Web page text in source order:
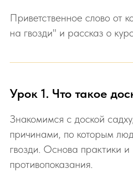
Приветственное слово от
на гвозди" и рассказ о
Урок 1. Что такое
Знакомимся с доской
причинами, по которым
гвозди. Основа практики и
противопоказания.